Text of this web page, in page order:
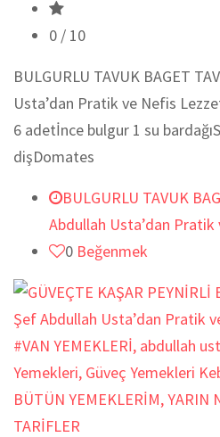
0 / 10
BULGURLU TAVUK BAGET
Usta’dan Pratik ve Nefis
6 adetİnce bulgur 1 su
dişDomates
BULGURLU TAVUK
Abdullah Usta’dan
0 Beğenmek
#VAN YEMEKLERİ, abdullah
Yemekleri, Güveç Yemekleri
BÜTÜN YEMEKLERİM,YARIN
TARİFLER